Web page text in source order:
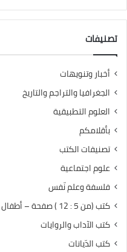
تصنيفات
أخبار وتنويهات
الجغرافيا والتراجم والتاريخ
العلوم التطبيقية
بأقلامكم
تصنيفات الكتب
علوم اجتماعية
فلسفة وعلم نّفس
كتب (من 5 : 12 ) صفحة – أطفال الروضة
كتب الآداب والروايات
كتب الدّيانات